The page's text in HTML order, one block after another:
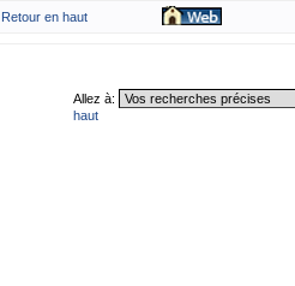
Retour en haut
Allez à:
haut